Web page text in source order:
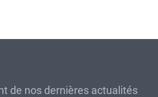
de nos dernières actualités